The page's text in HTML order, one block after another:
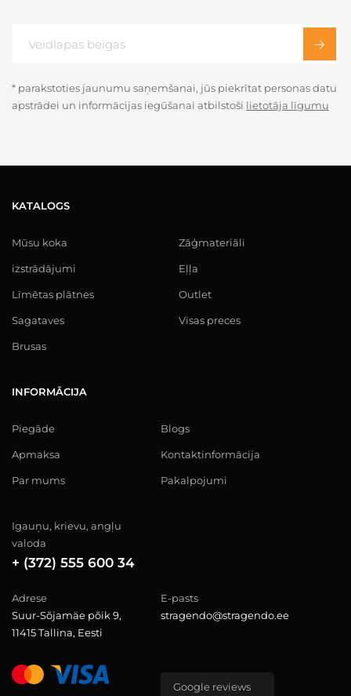
* parakstoties jaunumu saņemšanai, jūs piekrītat personas datu
apstrādei un informācijas iegūšanai atbilstoši lietotāja līgumu
KATALOGS
Mūsu koka
izstrādājumi
Līmētas plātnes
Sagataves
Brusas
Zāģmateriāli
Eļļa
Outlet
Visas preces
INFORMĀCIJA
Piegāde
Apmaksa
Par mums
Blogs
Kontaktinformācija
Pakalpojumi
Igauņu, krievu, angļu
valoda
+ (372) 555 600 34
Adrese
Suur-Sõjamäe põik 9,
11415 Tallina, Eesti
E-pasts
stragendo@stragendo.ee
Google reviews